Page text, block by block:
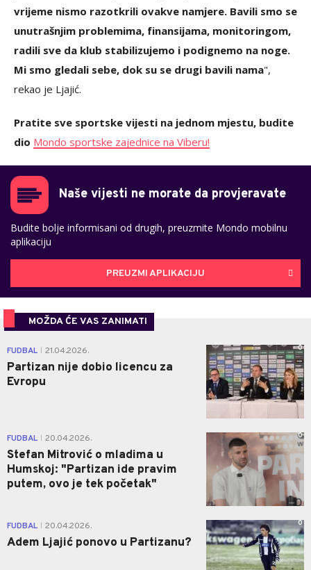
vrijeme nismo razotkrili ovakve namjere. Bavili smo se
unutrašnjim problemima, finansijama, monitoringom,
radili sve da klub stabilizujemo i podignemo na noge.
Mi smo gledali sebe, dok su se drugi bavili nama",
rekao je Ljajić.
Pratite sve sportske vijesti na jednom mjestu, budite
dio Mondo sportske zajednice na Viberu!
Naše vijesti ne morate da provjeravate
Budite bolje informisani od drugih, preuzmite Mondo mobilnu
aplikaciju
PREUZMI APLIKACIJU
MOŽDA ĆE VAS ZANIMATI
FUDBAL 21.04.2026.
Partizan nije dobio licencu za
Evropu
0
FUDBAL 20.04.2026.
Stefan Mitrović o mladima u
Humskoj: "Partizan ide pravim
putem, ovo je tek početak"
0
FUDBAL 20.04.2026.
Adem Ljajić ponovo u Partizanu?
0